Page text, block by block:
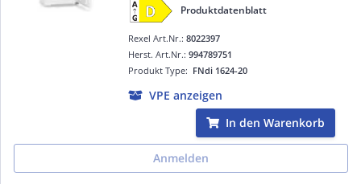
Produktdatenblatt
Rexel Art.Nr.:8022397
Produkt Type: FNdi 1624-20
Herst. Art.Nr.:994789751
VPE anzeigen
In den Warenkorb
Anmelden